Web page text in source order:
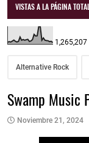
VISTAS A LA PÁGINA
1,265,207
Alternative Rock
Swamp Music
Noviembre 21, 2024